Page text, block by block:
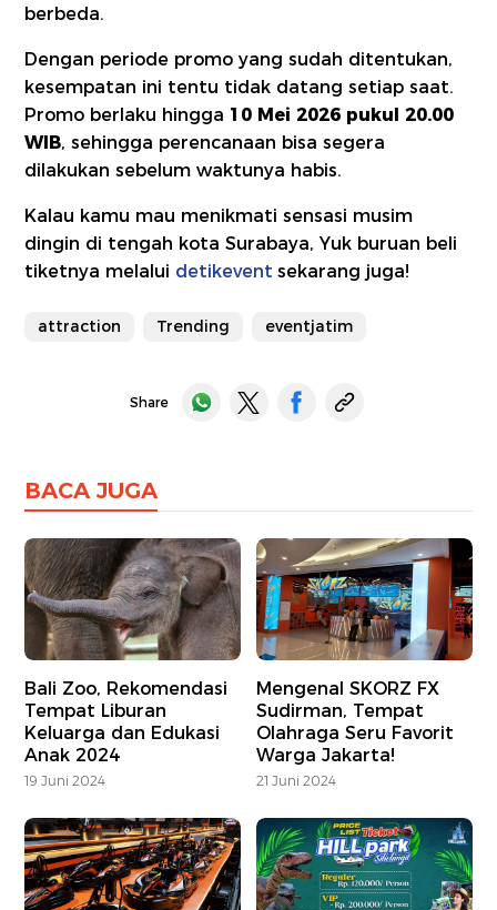
berbeda.
Dengan periode promo yang sudah ditentukan,
kesempatan ini tentu tidak datang setiap saat.
Promo berlaku hingga 10 Mei 2026 pukul 20.00
WIB, sehingga perencanaan bisa segera
dilakukan sebelum waktunya habis.
Kalau kamu mau menikmati sensasi musim
dingin di tengah kota Surabaya, Yuk buruan beli
tiketnya melalui detikevent sekarang juga!
attraction Trending eventjatim
Share
BACA JUGA
Bali Zoo, Rekomendasi
Tempat Liburan
Keluarga dan Edukasi
Anak 2024
19 Juni 2024
Mengenal SKORZ FX
Sudirman, Tempat
Olahraga Seru Favorit
Warga Jakarta!
21 Juni 2024